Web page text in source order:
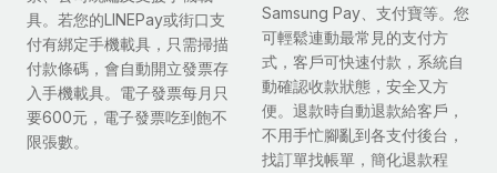
具。若您的LINEPay或街口支
付有綁定手機載具，只需掃描
付款條碼，會自動開立發票存
入手機載具。電子發票每月只
要600元，電子發票吃到飽不
限張數。
Samsung Pay、支付寶等。您
可輕鬆連動最常見的支付方
式，客戶可快速付款，系統自
動確認收款狀態，安全又方
便。退款時自動退款給客戶，
不用手忙腳亂到各支付後台，
找訂單找帳單，簡化退款程